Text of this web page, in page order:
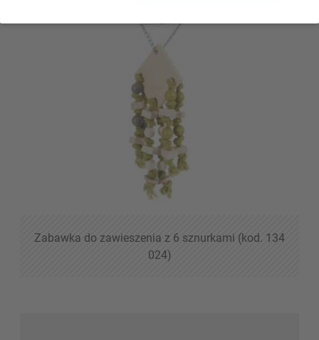
Zabawka do zawieszenia z 6 sznurkami (kod. 134
024)